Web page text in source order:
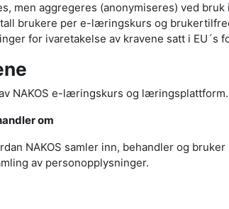
men aggregeres (anonymiseres) ved
brukere per e-læringskurs og
for ivaretakelse av kravene satt i
NAKOS e-læringskurs og læringsplattform.
om
NAKOS samler inn, behandler og
av personopplysninger.